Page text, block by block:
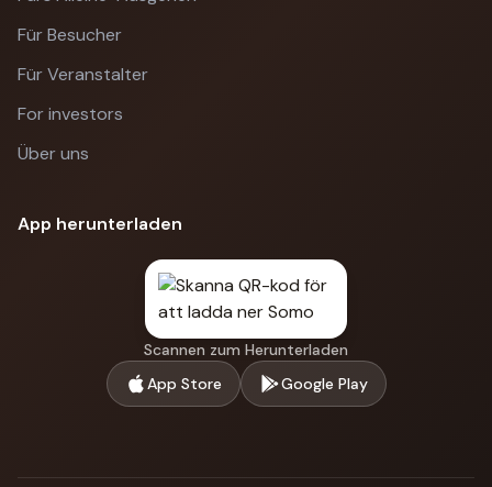
Für Besucher
Für Veranstalter
For investors
Über uns
App herunterladen
Scannen zum Herunterladen
App Store
Google Play